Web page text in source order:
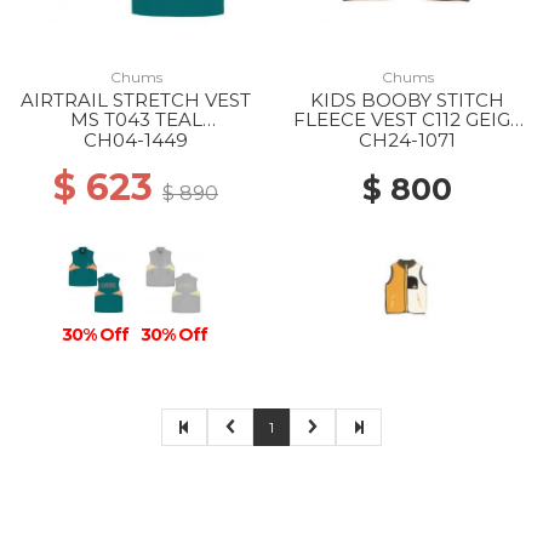
Chums
AIRTRAIL STRETCH VEST
MS T043 TEAL
GREEN/ORANGE
CH04-1449
$ 623 $ 890
30% Off 30% Off
Chums
KIDS BOOBY STITCH
FLEECE VEST C112 GEIGE
CRAZY
CH24-1071
$ 800
1